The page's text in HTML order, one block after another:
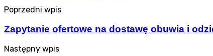
Poprzedni wpis
Zapytanie ofertowe na dostawę obuwia i
Następny wpis